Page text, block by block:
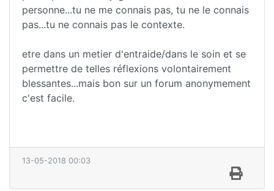
personne...tu ne me connais pas, tu ne le connais
pas...tu ne connais pas le contexte.
etre dans un metier d'entraide/dans le soin et se
permettre de telles réflexions volontairement
blessantes...mais bon sur un forum anonymement
c'est facile.
13-05-2018 00:03